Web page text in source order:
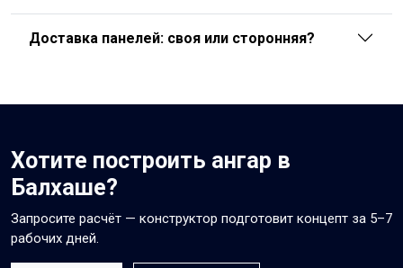
Доставка панелей: своя или сторонняя?
Хотите построить ангар в
Балхаше?
Запросите расчёт — конструктор подготовит концепт за 5–7
рабочих дней.